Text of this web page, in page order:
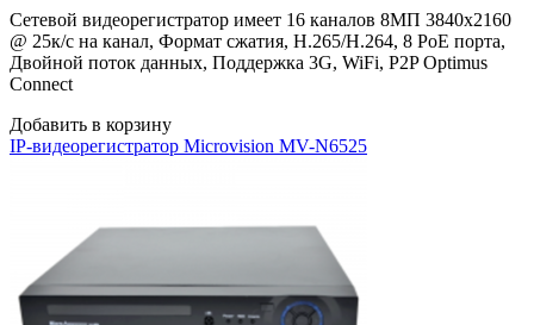
Сетевой видеорегистратор имеет 16 каналов 8МП 3840х2160
@ 25к/с на канал, Формат сжатия, H.265/H.264, 8 PoE порта,
Двойной поток данных, Поддержка 3G, WiFi, P2P Optimus
Connect
Добавить в корзину
IP-видеорегистратор Microvision MV-N6525